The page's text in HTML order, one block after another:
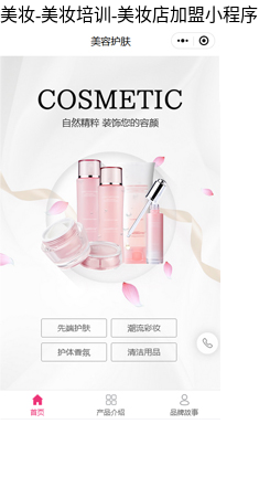
美妆-美妆培训-美妆店加盟小程序